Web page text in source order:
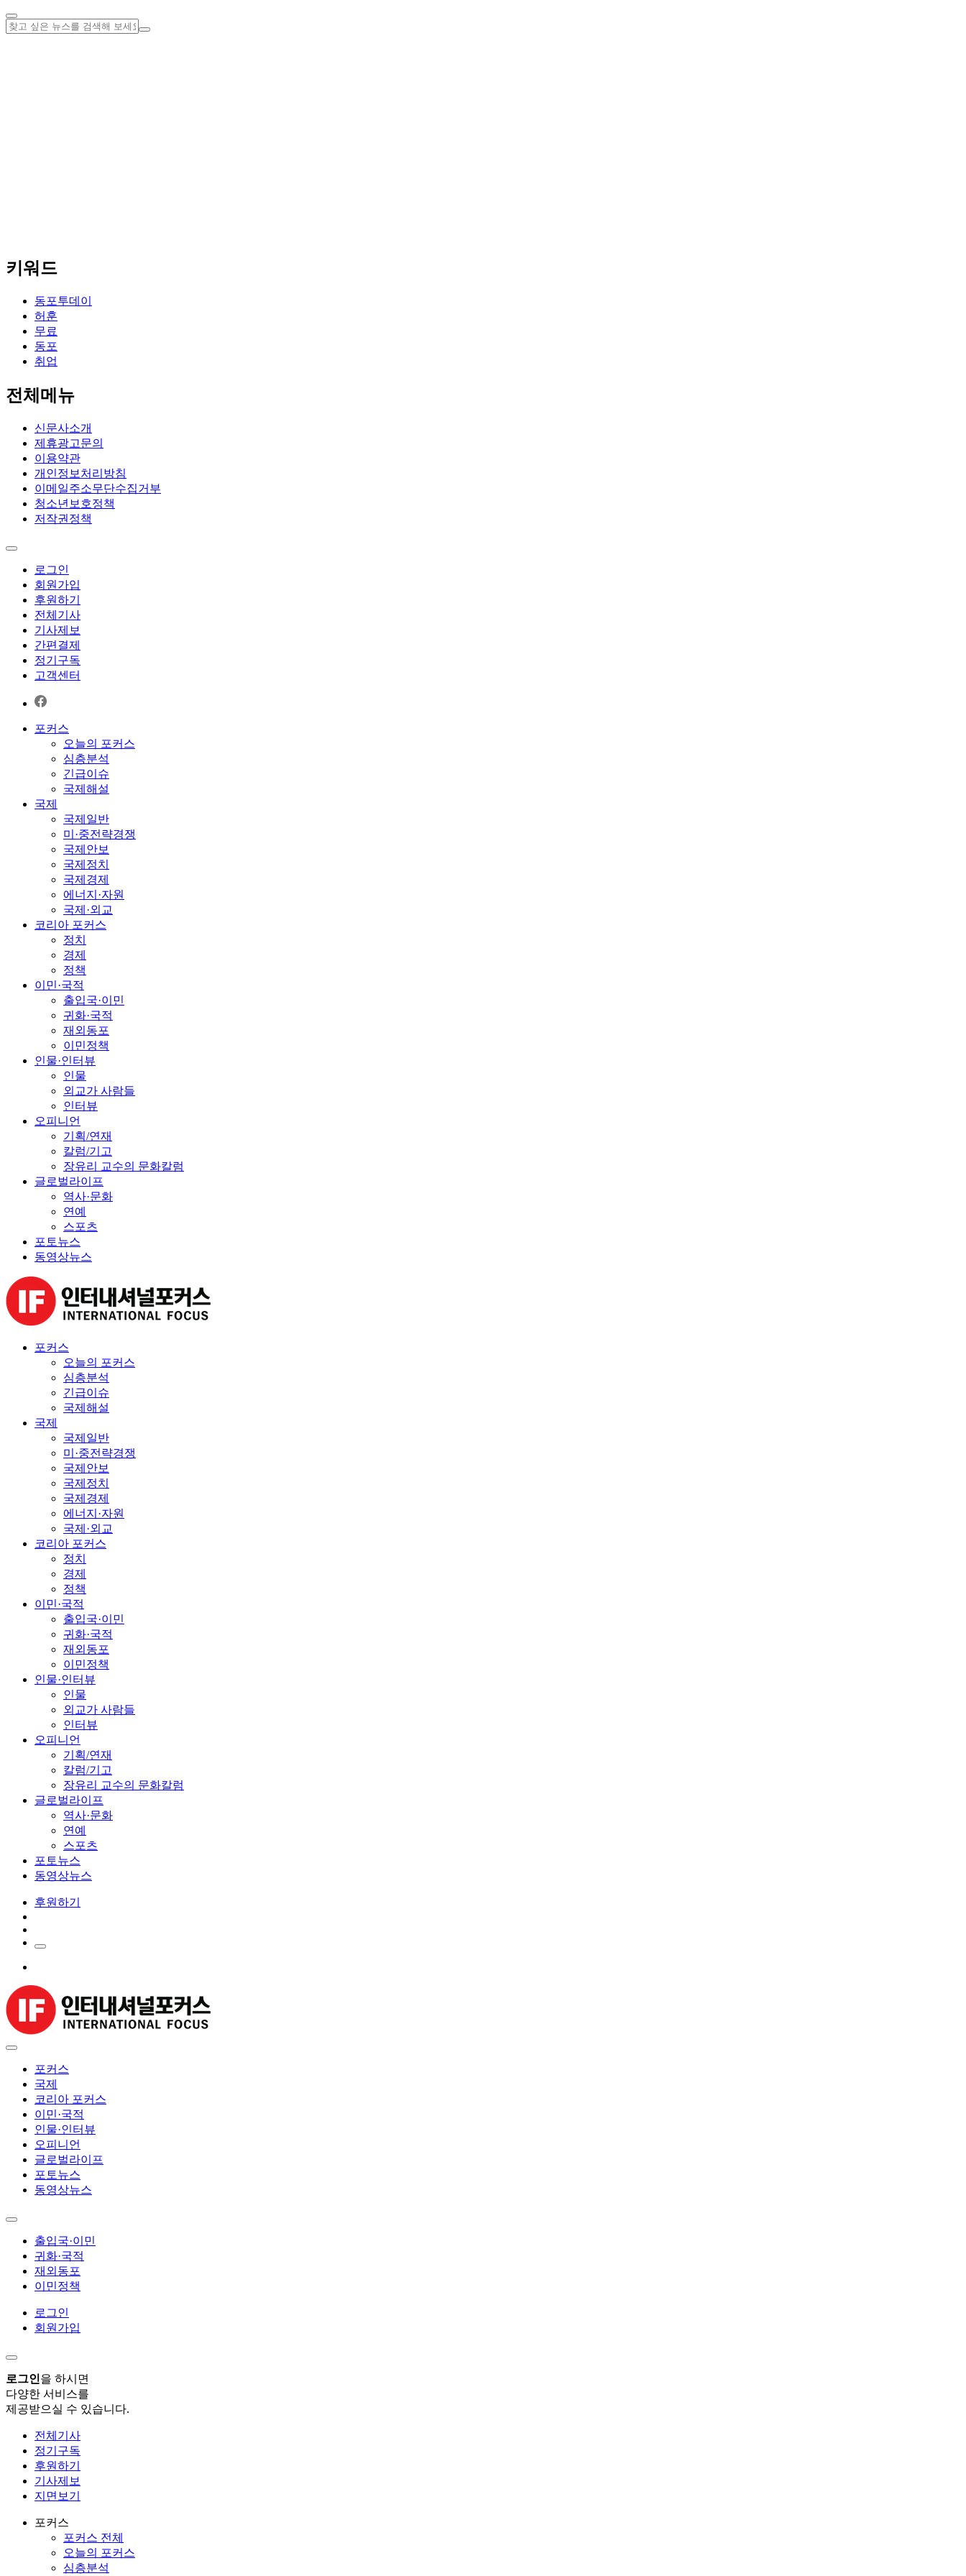
키워드
동포투데이
허훈
무료
동포
취업
전체메뉴
신문사소개
제휴광고문의
이용약관
개인정보처리방침
이메일주소무단수집거부
청소년보호정책
저작권정책
로그인
회원가입
후원하기
전체기사
기사제보
간편결제
정기구독
고객센터
포커스
오늘의 포커스
심층분석
긴급이슈
국제해설
국제
국제일반
미·중전략경쟁
국제안보
국제정치
국제경제
에너지·자원
국제·외교
코리아 포커스
정치
경제
정책
이민·국적
출입국·이민
귀화·국적
재외동포
이민정책
인물·인터뷰
인물
외교가 사람들
인터뷰
오피니언
기획/연재
칼럼/기고
장유리 교수의 문화칼럼
글로벌라이프
역사·문화
연예
스포츠
포토뉴스
동영상뉴스
포커스
오늘의 포커스
심층분석
긴급이슈
국제해설
국제
국제일반
미·중전략경쟁
국제안보
국제정치
국제경제
에너지·자원
국제·외교
코리아 포커스
정치
경제
정책
이민·국적
출입국·이민
귀화·국적
재외동포
이민정책
인물·인터뷰
인물
외교가 사람들
인터뷰
오피니언
기획/연재
칼럼/기고
장유리 교수의 문화칼럼
글로벌라이프
역사·문화
연예
스포츠
포토뉴스
동영상뉴스
후원하기
포커스
국제
코리아 포커스
이민·국적
인물·인터뷰
오피니언
글로벌라이프
포토뉴스
동영상뉴스
출입국·이민
귀화·국적
재외동포
이민정책
로그인
회원가입
로그인을 하시면
다양한 서비스를
제공받으실 수 있습니다.
전체기사
정기구독
후원하기
기사제보
지면보기
포커스
포커스 전체
오늘의 포커스
심층분석